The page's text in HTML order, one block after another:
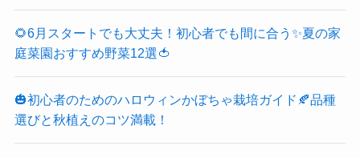
🌻6月スタートでも大丈夫！初心者でも間に合う✨夏の家
庭菜園おすすめ野菜12選🍅
🎃初心者のためのハロウィンかぼちゃ栽培ガイド🍂品種
選びと秋植えのコツ満載！